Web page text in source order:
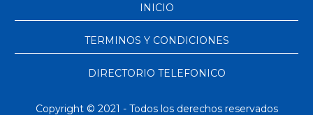
INICIO
TERMINOS Y CONDICIONES
DIRECTORIO TELEFONICO
Copyright © 2021 - Todos los derechos reservados